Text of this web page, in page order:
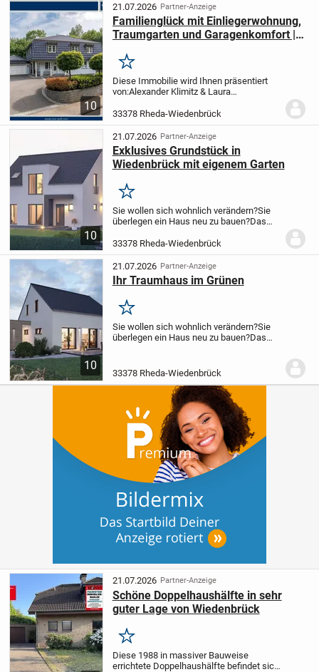
Wohnen legen. Die...
10
21.07.2026 Partner-Anzeige
Familienglück mit Einliegerwohnung,
Traumgarten und Garagenkomfort |
Merken
Diese Immobilie wird Ihnen präsentiert
von:Alexander Klimitz & Laura
90Familienglück mit Einliegerwohnung,
Traumgarten und GaragenkomfortDieses
gepflegte...
33378 Rheda-Wiedenbrück
10
21.07.2026 Partner-Anzeige
Exklusives Grundstück in
Wiedenbrück mit eigenem Garten
Merken
Sie wollen sich wohnlich verändern?Sie
überlegen ein Haus neu zu bauen?Das
planen gemeinsam Ihr Haus nach Ihren
Wünschen und Vorstellungen.Sie sind auf
der...
33378 Rheda-Wiedenbrück
10
21.07.2026 Partner-Anzeige
Ihr Traumhaus im Grünen
Merken
Sie wollen sich wohnlich verändern?Sie
überlegen ein Haus neu zu bauen?Das
Wünschen und Vorstellungen.
33378 Rheda-Wiedenbrück
21.07.2026 Partner-Anzeige
Schöne Doppelhaushälfte in sehr
guter Lage von Wiedenbrück
Merken
Diese 1988 in massiver Bauweise
errichtete Doppelhaushälfte befindet sich